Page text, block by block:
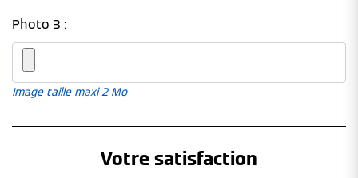
Photo 3 :
Image taille maxi 2 Mo
Votre satisfaction